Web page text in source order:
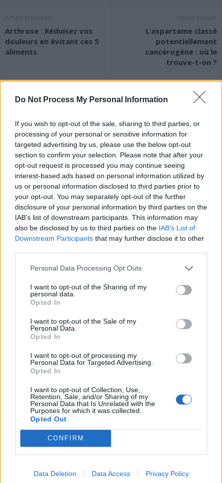
Do Not Process My Personal Information
If you wish to opt-out of the sale, sharing to third parties, or
processing of your personal or sensitive information for
targeted advertising by us, please use the below opt-out
section to confirm your selection. Please note that after your
opt-out request is processed you may continue seeing
interest-based ads based on personal information utilized by
us or personal information disclosed to third parties prior to
your opt-out. You may separately opt-out of the further
disclosure of your personal information by third parties on the
IAB’s list of downstream participants. This information may
also be disclosed by us to third parties on the IAB’s List of
Downstream Participants that may further disclose it to other
Personal Data Processing Opt Outs
I want to opt-out of the Sharing of my
personal data.
Opted In
I want to opt-out of the Sale of my
Personal Data.
Opted In
I want to opt-out of processing my
Personal Data for Targeted Advertising.
Opted In
I want to opt-out of Collection, Use,
Retention, Sale, and/or Sharing of my
Personal Data that Is Unrelated with the
Purposes for which it was collected.
Opted Out
CONFIRM
Data Deletion Data Access Privacy Policy
Arthrose : Réduisez vos
douleurs en évitant ces 5
aliments
L’aspartame classé
potentiellement
cancérogène : où le
trouve-t-on ?
News Santé
https://news-sante.fr
ARTICLES CONNEXES PLUS DE L'AUTEUR
Canicule : les conseils
cardiologues pour
éviter le danger
Éclipse du 12 août :
lunettes de sécurité
Un chewing-gum
combattre le cancer
Populaires
Médicament retiré en urgence pour risques graves et données falsifiées
symptôme à repérer
Je suis cardiologue et voici le seul chocolat que je valide : c’est le
Cancer du foie : Symptômes silencieux mais vitaux à connaître